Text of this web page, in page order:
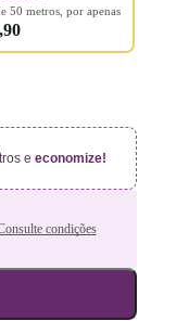
50 metros, por apenas
e economize!
condições